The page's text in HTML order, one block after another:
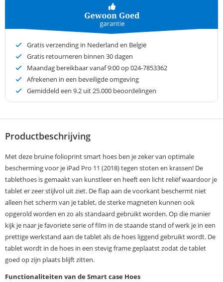
Gratis verzending in Nederland en België
Gratis retourneren binnen 30 dagen
Maandag bereikbaar vanaf 9:00 op 024-7853362
Afrekenen in een beveiligde omgeving
Gemiddeld een 9.2 uit 25.000 beoordelingen
Productbeschrijving
Met deze bruine folioprint smart hoes ben je zeker van optimale
bescherming voor je iPad Pro 11 (2018) tegen stoten en krassen! De
tablethoes is gemaakt van kunstleer en heeft een licht reliëf waardoor je
tablet er zeer stijlvol uit ziet. De flap aan de voorkant beschermt niet
alleen het scherm van je tablet, de sterke magneten kunnen ook
opgerold worden en zo als standaard gebruikt worden. Op die manier
kijk je naar je favoriete serie of film in de staande stand of werk je in een
prettige werkstand aan de tablet als de hoes liggend gebruikt wordt. De
tablet wordt in de hoes in een stevig frame geplaatst zodat de tablet
goed op zijn plaats blijft zitten.
Functionaliteiten van de Smart case Hoes